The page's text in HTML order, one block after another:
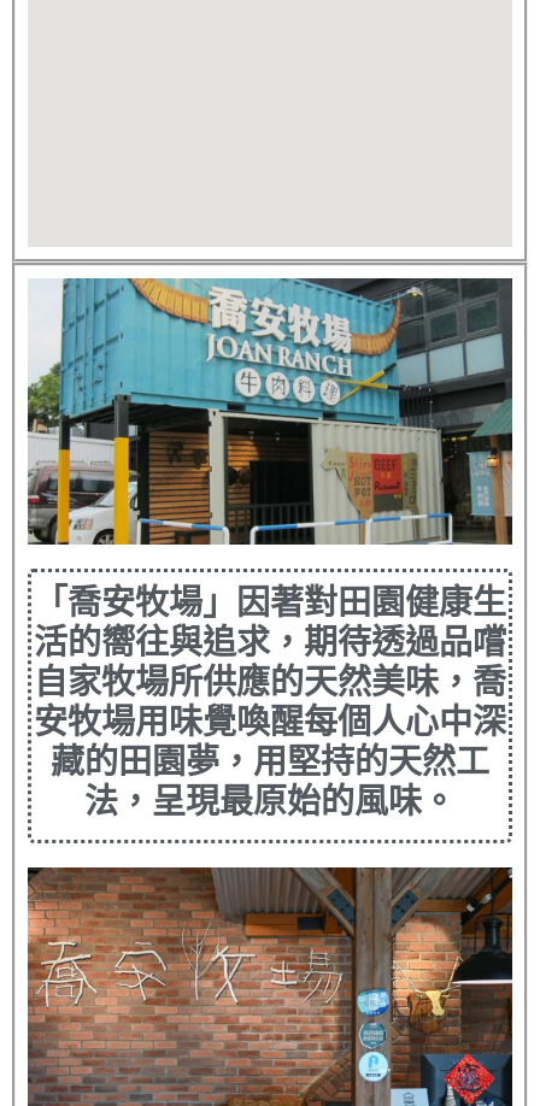
「喬安牧場」因著對田園健康生
活的嚮往與追求，期待透過品嚐
自家牧場所供應的天然美味，喬
安牧場用味覺喚醒每個人心中深
藏的田園夢，用堅持的天然工
法，呈現最原始的風味。